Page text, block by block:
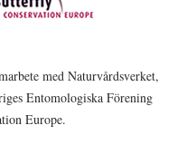
med Naturvårdsverket,
Entomologiska Förening
Europe.